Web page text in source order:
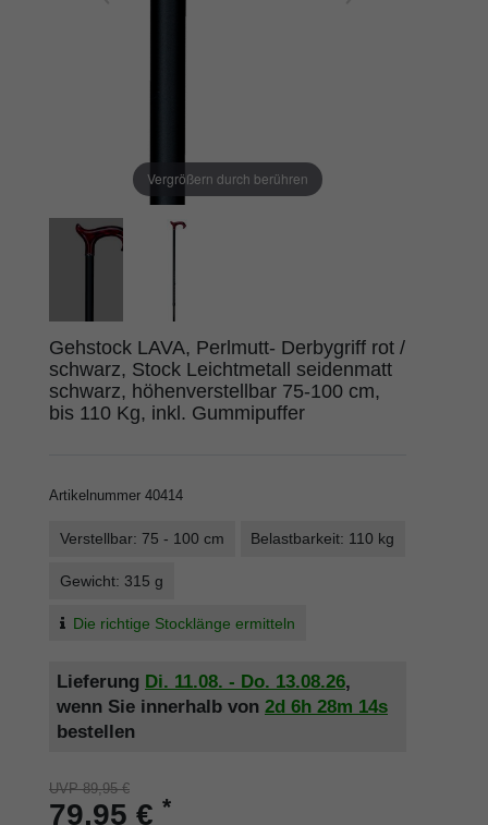
Vergrößern durch berühren
Gehstock LAVA, Perlmutt- Derbygriff rot /
schwarz, Stock Leichtmetall seidenmatt
schwarz, höhenverstellbar 75-100 cm,
bis 110 Kg, inkl. Gummipuffer
Artikelnummer 40414
Verstellbar: 75 - 100 cm Belastbarkeit: 110 kg
Gewicht: 315 g
Die richtige Stocklänge ermitteln
Lieferung Di. 11.08. - Do. 13.08.26,
wenn Sie innerhalb von 2d 6h 28m 14s
bestellen
UVP 89,95 €
79,95 € *